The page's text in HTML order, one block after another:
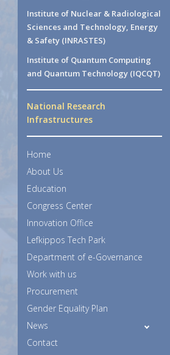
Institute of Nuclear & Radiological
Sciences and Technology, Energy
& Safety (INRASTES)
Institute of Quantum Computing
and Quantum Technology (IQCQT)
National Research
Infrastructures
Home
About Us
Education
Congress Center
Innovation Office
Lefkippos Tech Park
Department of e-Governance
Work with us
Procurement
Gender Equality Plan
News
Contact